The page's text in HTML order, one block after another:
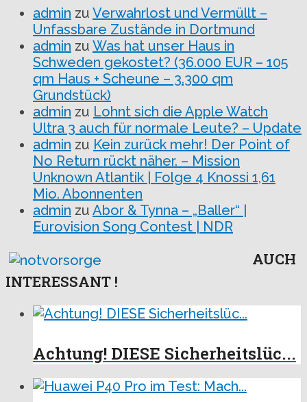
admin zu Verwahrlost und Vermüllt –
Unfassbare Zustände in Dortmund
admin zu Was hat unser Haus in
Schweden gekostet? (36.000 EUR – 105
qm Haus + Scheune – 3.300 qm
Grundstück)
admin zu Lohnt sich die Apple Watch
Ultra 3 auch für normale Leute? – Update
admin zu Kein zurück mehr! Der Point of
No Return rückt näher. – Mission
Unknown Atlantik | Folge 4 Knossi 1,61
Mio. Abonnenten
admin zu Abor & Tynna – „Baller“ |
Eurovision Song Contest | NDR
AUCH
INTERESSANT !
Achtung! DIESE Sicherheitslüc...